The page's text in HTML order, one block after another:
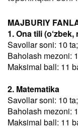
MAJBURIY
1. Ona tili
Savollar soni: 10 ta;
Baholash mezoni:
Maksimal ball: 11
2. Matematika
Savollar soni: 10 ta;
Baholash mezoni:
Maksimal ball: 11